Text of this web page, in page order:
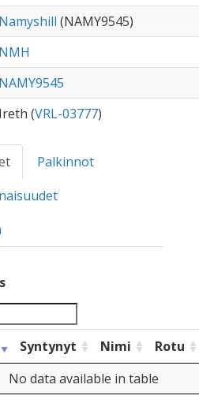
Namyshill (NAMY9545)
NMH
NAMY9545
Ireth (VRL-03777)
Palkinnot
Syntynyt Nimi
Rotu
No data available in table